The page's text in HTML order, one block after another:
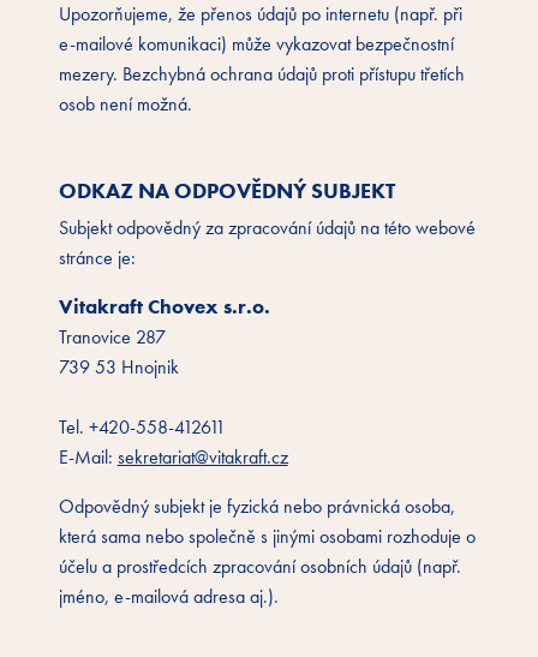
Upozorňujeme, že přenos údajů po internetu (např. při
e-mailové komunikaci) může vykazovat bezpečnostní
mezery. Bezchybná ochrana údajů proti přístupu třetích
osob není možná.
ODKAZ NA ODPOVĚDNÝ SUBJEKT
Subjekt odpovědný za zpracování údajů na této webové
stránce je:
Vitakraft Chovex s.r.o.
Tranovice 287
739 53 Hnojnik
Tel. +420-558-412611
E-Mail: sekretariat@vitakraft.cz
Odpovědný subjekt je fyzická nebo právnická osoba,
která sama nebo společně s jinými osobami rozhoduje o
účelu a prostředcích zpracování osobních údajů (např.
jméno, e-mailová adresa aj.).